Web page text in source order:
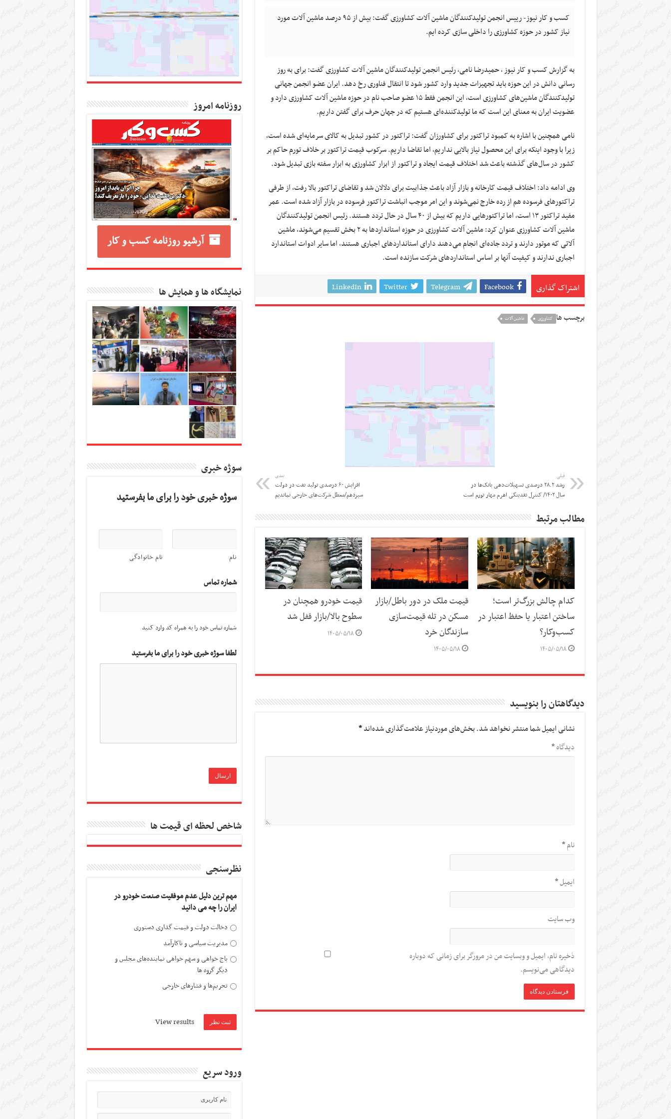
کسب و کار نیوز- رییس انجمن تولیدکنندگان ماشین آلات کشاورزی گفت: بیش از ۹۵ درصد ماشین آلات مورد
نیاز کشور در حوزه کشاورزی را داخلی سازی کرده ایم.
به گزارش کسب و کار نیوز ، حمیدرضا نامی، رئیس انجمن تولیدکنندگان ماشین آلات کشاورزی گفت: برای به روز
رسانی دانش در این حوزه باید تجهیزات جدید وارد کشور شود تا انتقال فناوری رخ دهد. ایران عضو انجمن جهانی
تولیدکنندگان ماشین‌های کشاورزی است، این انجمن فقط ۱۵ عضو صاحب نام در حوزه ماشین آلات کشاورزی دارد و
عضویت ایران به معنای این است که ما تولیدکننده‌ای هستیم که در جهان حرف برای گفتن داریم.
نامی همچنین با اشاره به کمبود تراکتور برای کشاورزان گفت: تراکتور در کشور تبدیل به کالای سرمایه‌ای شده است،
زیرا با وجود اینکه برای این محصول نیاز بالایی نداریم، اما تقاضا داریم. سرکوب قیمت تراکتور بر خلاف تورم حاکم بر
کشور در سال‌های گذشته باعث شد اختلاف قیمت ایجاد و تراکتور از ابزار کشاورزی به ابزار سفته بازی تبدیل شود.
وی ادامه داد: اختلاف قیمت کارخانه و بازار آزاد باعث جذابیت برای دلالان شد و تقاضای تراکتور بالا رفت، از طرفی
تراکتورهای فرسوده هم از رده خارج نمی‌شوند و این امر موجب انباشت تراکتور فرسوده در بازار آزاد شده است. عمر
مفید تراکتور ۱۳ است، اما تراکتورهایی داریم که بیش از ۴۰ سال در حال تردد هستند. رئیس انجمن تولیدکنندگان
ماشین آلات کشاورزی عنوان کرد: ماشین آلات کشاورزی در حوزه استانداردها به ۲ بخش تقسیم می‌شوند، ماشین
آلاتی که موتور دارند و تردد جاده‌ای انجام می‌دهند دارای استانداردهای اجباری هستند، اما سایر ادوات استاندارد
اجباری ندارند و کیفیت آنها بر اساس استانداردهای شرکت سازنده است.
اشتراک گذاری Facebook
Telegram
Twitter
LinkedIn
برچسب ها کشاورزی ماشین آلات
قبلی
رشد ۲۸.۲ درصدی تسهیلات‌دهی بانک‌ها در
سال ۱۴۰۲/ کنترل نقدینگی اهرم مهار تورم است
بعدی
افزایش ۶۰ درصدی تولید نفت در دولت
سیزدهم/معطل شرکت‌های خارجی نماندیم
مطالب مرتبط
کدام چالش بزرگ‌تر است؛
ساختن اعتبار یا حفظ اعتبار در
کسب‌وکار؟
۱۴۰۵/۰۵/۱۸
قیمت ملک در دور باطل/بازار
مسکن در تله قیمت‌سازی
سازندگان خرد
۱۴۰۵/۰۵/۱۸
قیمت خودرو همچنان در
سطوح بالا/بازار قفل شد
۱۴۰۵/۰۵/۱۸
دیدگاهتان را بنویسید
نشانی ایمیل شما منتشر نخواهد شد.بخش‌های موردنیاز علامت‌گذاری شده‌اند*
دیدگاه*
نام*
ایمیل*
وب‌ سایت
ذخیره نام، ایمیل و وبسایت من در مرورگر برای زمانی که دوباره
دیدگاهی می‌نویسم.
روزنامه امروز
آرشیو روزنامه کسب و کار
نمایشگاه ها و همایش ها
سوژه خبری
سوژه خبری خود را برای ما بفرستید
نام نام خانوادگی
شماره تماس
شماره تماس خود را به همراه کد وارد کنید
لطفا سوژه خبری خود را برای ما بفرستید
شاخص لحظه ای قیمت ها
نظرسنجی
مهم ترین دلیل عدم موفقیت صنعت خودرو در
ایران را چه می دانید
دخالت دولت و قیمت گذاری دستوری
مدیریت سیاسی و ناکارآمد
باج خواهی و سهم خواهی نماینده‌های مجلس و
دیگر گروه ها
تحریم‌ها و فشارهای خارجی
View results
ورود سریع